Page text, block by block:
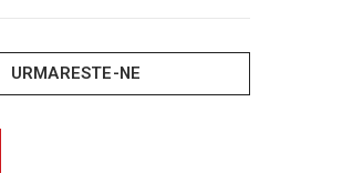
URMARESTE-NE